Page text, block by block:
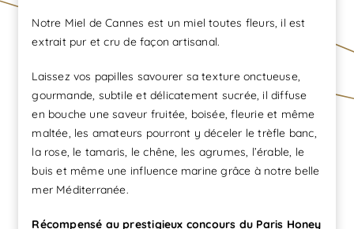
produit
Notre Miel de Cannes est un miel toutes fleurs, il est
extrait pur et cru de façon artisanal.
Laissez vos papilles savourer sa texture onctueuse,
gourmande, subtile et délicatement sucrée, il diffuse
en bouche une saveur fruitée, boisée, fleurie et même
maltée, les amateurs pourront y déceler le trèfle banc,
la rose, le tamaris, le chêne, les agrumes, l’érable, le
buis et même une influence marine grâce à notre belle
mer Méditerranée.
Récompensé au prestigieux concours du Paris Honey